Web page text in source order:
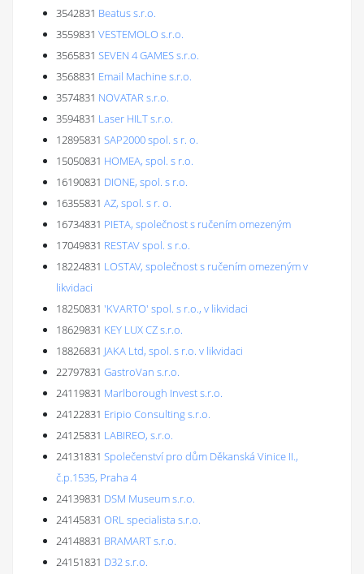
3542831 Beatus s.r.o.
3559831 VESTEMOLO s.r.o.
3565831 SEVEN 4 GAMES s.r.o.
3568831 Email Machine s.r.o.
3574831 NOVATAR s.r.o.
3594831 Laser HILT s.r.o.
12895831 SAP2000 spol. s r. o.
15050831 HOMEA, spol. s r.o.
16190831 DIONE, spol. s r.o.
16355831 AZ, spol. s r. o.
16734831 PIETA, společnost s ručením omezeným
17049831 RESTAV spol. s r.o.
18224831 LOSTAV, společnost s ručením omezeným v
likvidaci
18250831 'KVARTO' spol. s r.o., v likvidaci
18629831 KEY LUX CZ s.r.o.
18826831 JAKA Ltd, spol. s r.o. v likvidaci
22797831 GastroVan s.r.o.
24119831 Marlborough Invest s.r.o.
24122831 Eripio Consulting s.r.o.
24125831 LABIREO, s.r.o.
24131831 Společenství pro dům Děkanská Vinice II.,
č.p.1535, Praha 4
24139831 DSM Museum s.r.o.
24145831 ORL specialista s.r.o.
24148831 BRAMART s.r.o.
24151831 D32 s.r.o.